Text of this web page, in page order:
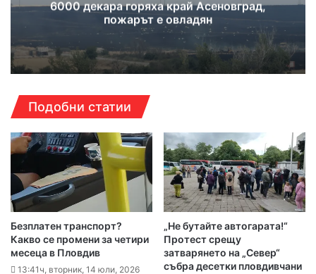
6000 декара горяха край Асеновград,
пожарът е овладян
Подобни статии
Безплатен транспорт?
Какво се промени за четири
месеца в Пловдив
13:41ч, вторник, 14 юли, 2026
„Не бутайте автогарата!“
Протест срещу
затварянето на „Север“
събра десетки пловдивчани